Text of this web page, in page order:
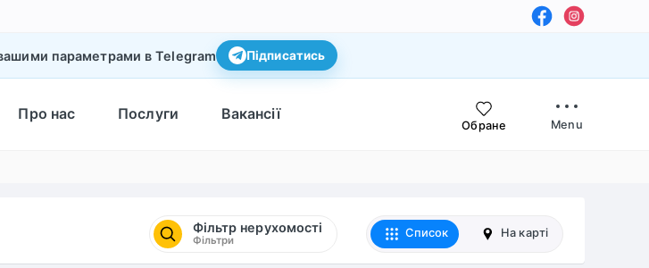
параметрами в Telegram Підписатись
Про нас Послуги Вакансії
Обране Menu
Фільтр нерухомості
Фільтри
Список На карті